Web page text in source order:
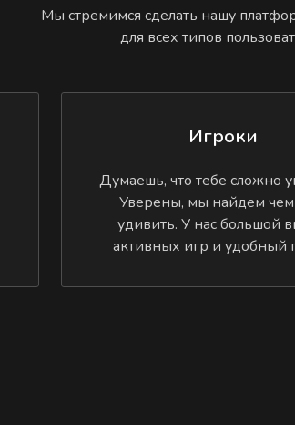
Мы стремимся сделать нашу
для всех типов
Игроки
Думаешь, что тебе сложно
Уверены, мы найдем чем
удивить. У нас большой
активных игр и удобный